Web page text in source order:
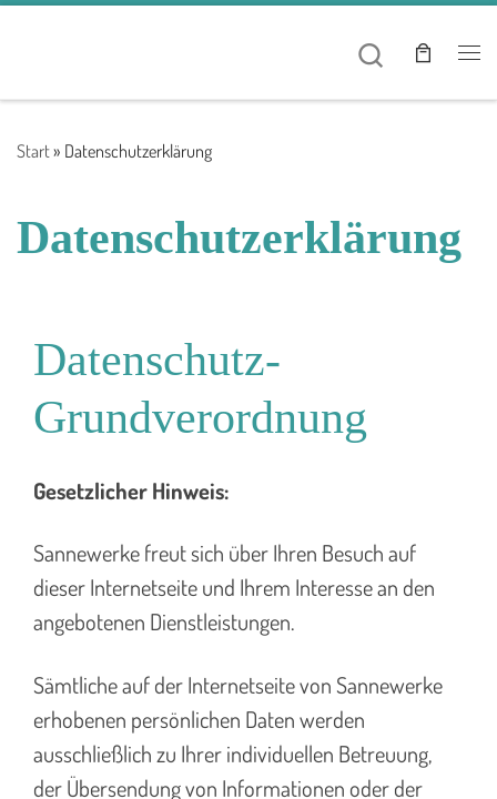
Search
Start» Datenschutzerklärung
Datenschutzerklärung
Datenschutz-
Grundverordnung
Gesetzlicher Hinweis:
Sannewerke freut sich über Ihren Besuch auf
dieser Internetseite und Ihrem Interesse an den
angebotenen Dienstleistungen.
Sämtliche auf der Internetseite von Sannewerke
erhobenen persönlichen Daten werden
ausschließlich zu Ihrer individuellen Betreuung,
der Übersendung von Informationen oder der